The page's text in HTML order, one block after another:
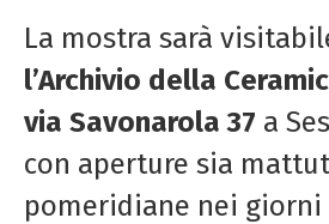
La mostra sarà
l’Archivio della
via Savonarola 37 a
con aperture sia
pomeridiane nei